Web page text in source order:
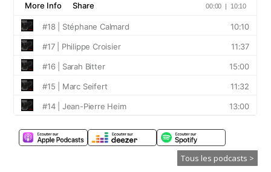
Tous les podcasts >